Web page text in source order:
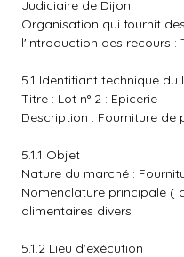
Judiciaire de Dijon
Organisation qui fournit
l'introduction des recours :
5.1 Identifiant technique du
Titre : Lot n° 2 : Epicerie
Description : Fourniture de
5.1.1 Objet
Nature du marché :
Nomenclature principale (
alimentaires divers
5.1.2 Lieu d'exécution